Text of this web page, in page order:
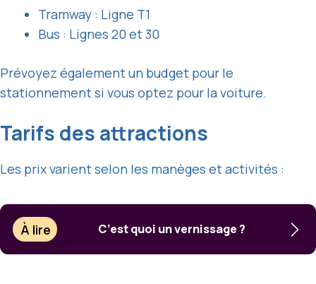
Tramway : Ligne T1
Bus : Lignes 20 et 30
Prévoyez également un budget pour le
stationnement si vous optez pour la voiture.
Tarifs des attractions
Les prix varient selon les manèges et activités :
À lire C’est quoi un vernissage ?